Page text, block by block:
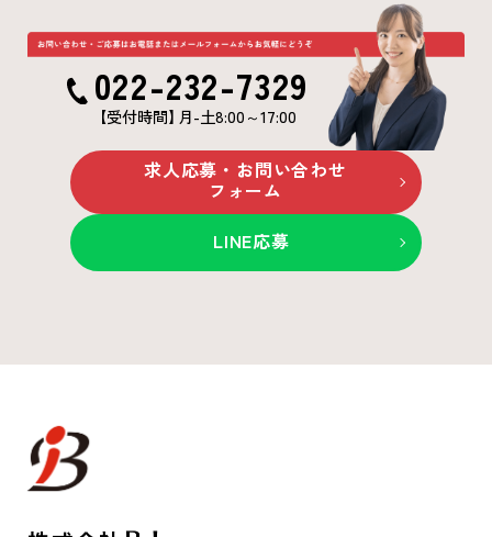
022-232-7329
【受付時間】 月-土8:00～17:00
求人応募・お問い合わせ
フォーム
LINE応募